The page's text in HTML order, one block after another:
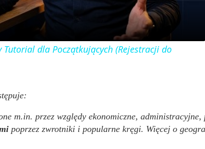
a
y
i
d
dla Początkujących (Rejestracji do
m.in. przez względy ekonomiczne,
poprzez zwrotniki i popularne kręgi. Więcej o